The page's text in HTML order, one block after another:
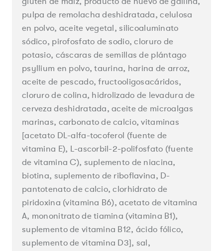
pulpa de remolacha deshidratada, celulosa
en polvo, aceite vegetal, silicoaluminato
sódico, pirofosfato de sodio, cloruro de
potasio, cáscaras de semillas de plántago
psyllium en polvo, taurina, harina de arroz,
aceite de pescado, fructooligosacáridos,
cloruro de colina, hidrolizado de levadura de
cerveza deshidratada, aceite de microalgas
marinas, carbonato de calcio, vitaminas
[acetato DL-alfa-tocoferol (fuente de
vitamina E), L-ascorbil-2-polifosfato (fuente
de vitamina C), suplemento de niacina,
biotina, suplemento de riboflavina, D-
pantotenato de calcio, clorhidrato de
piridoxina (vitamina B6), acetato de vitamina
A, mononitrato de tiamina (vitamina B1),
suplemento de vitamina B12, ácido fólico,
suplemento de vitamina D3], sal,
Cerrar